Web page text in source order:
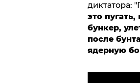
диктатора:
это
бункер,
после
ядерную